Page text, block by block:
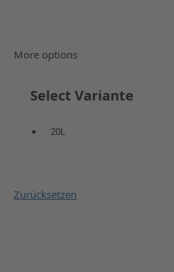
More options
Select Variante
20L
Zurücksetzen